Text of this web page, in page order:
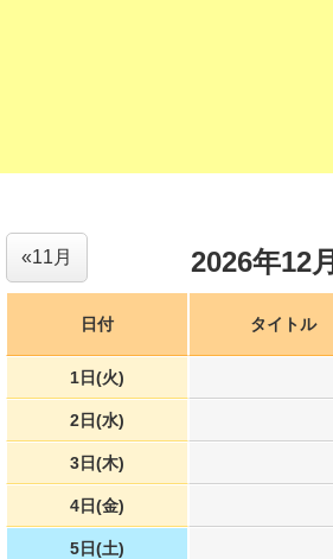
2026年12月
«11月
日付 タイトル
1日(火)
2日(水)
3日(木)
4日(金)
5日(土)